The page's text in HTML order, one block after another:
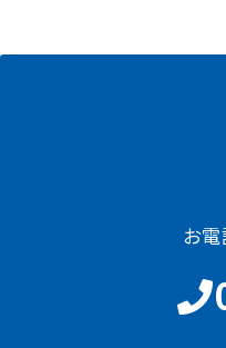
お